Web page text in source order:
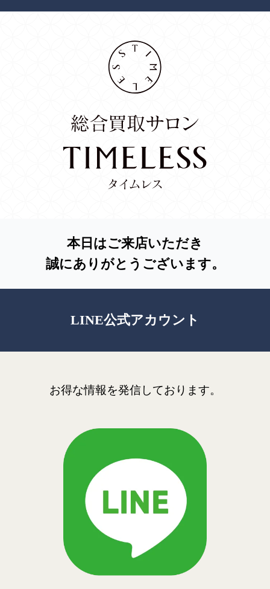
本日はご来店いただき
誠にありがとうございます。
LINE公式アカウント
お得な情報を発信しております。